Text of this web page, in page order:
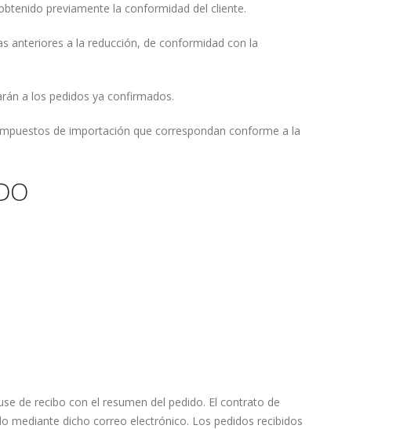
previamente la conformidad del cliente.
anteriores a la reducción, de conformidad con la
a los pedidos ya confirmados.
de importación que correspondan conforme a la
de recibo con el resumen del pedido. El contrato de
mediante dicho correo electrónico. Los pedidos recibidos